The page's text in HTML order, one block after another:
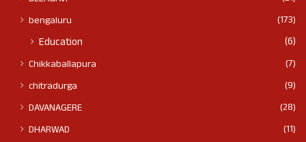
bengaluru
(173)
Education (6)
Chikkaballapura
(7)
chitradurga
(9)
DAVANAGERE
(28)
DHARWAD
(11)